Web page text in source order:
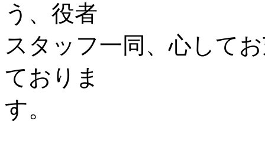
う、役者
スタッフ一同、心して
ておりま
す。